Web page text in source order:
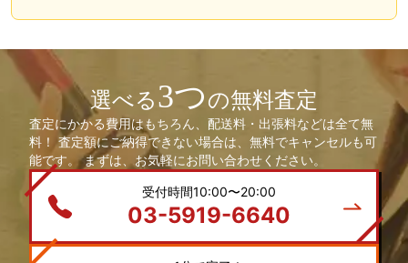
選べる3つの無料査定
査定にかかる費用はもちろん、配送料・出張料などは全て無
料！ 査定額にご納得できない場合は、無料でキャンセルも可
能です。 まずは、お気軽にお問い合わせください。
03-5919-6640